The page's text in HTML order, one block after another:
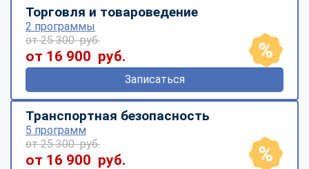
Торговля и товароведение
2 программы
от 25 300 руб.
от 16 900 руб.
Записаться
Транспортная безопасность
5 программ
от 25 300 руб.
от 16 900 руб.